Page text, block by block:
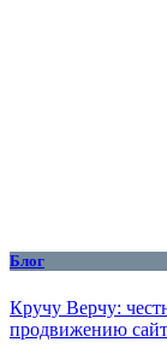
Блог
Кручу Верчу:
продвижению